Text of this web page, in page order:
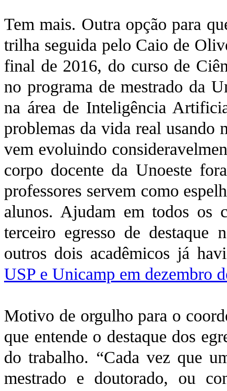
Tem mais. Outra opção para
trilha seguida pelo Caio de
final de 2016, do curso de
no programa de mestrado da
na área de Inteligência
problemas da vida real usando
vem evoluindo
corpo docente da Unoeste
professores servem como
alunos. Ajudam em todos os
terceiro egresso de destaque
outros dois acadêmicos já
USP e Unicamp em dezembro
Motivo de orgulho para o
que entende o destaque dos
do trabalho. “Cada vez que
mestrado e doutorado, ou